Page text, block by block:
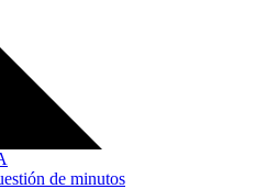
de minutos